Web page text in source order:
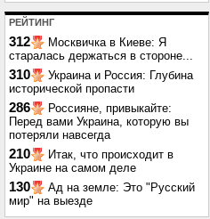
РЕЙТИНГ
312
Москвичка в Киеве: Я
старалась держаться в стороне...
310
Украина и Россия: Глубина
исторической пропасти
286
Россияне, привыкайте:
Перед вами Украина, которую вы
потеряли навсегда
210
Итак, что происходит в
Украине на самом деле
130
Ад на земле: Это "Русский
мир" на выезде